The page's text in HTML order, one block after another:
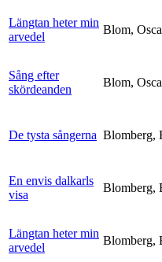
Längtan heter min
arvedel
Blom,
Sång efter
skördeanden
Blom,
De tysta sångerna Blomberg,
En envis dalkarls
visa
Blomberg,
Längtan heter min
arvedel
Blomberg,